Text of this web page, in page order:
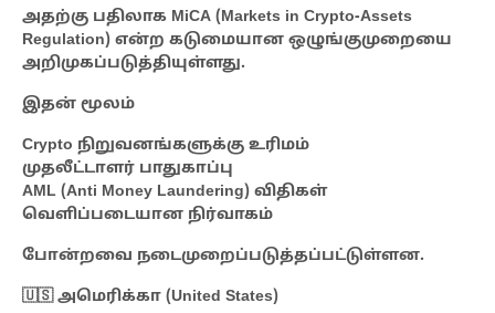
அதற்கு பதிலாக MiCA (Markets in Crypto-Assets
Regulation) என்ற கடுமையான ஒழுங்குமுறையை
அறிமுகப்படுத்தியுள்ளது.
இதன் மூலம்
Crypto நிறுவனங்களுக்கு உரிமம்
முதலீட்டாளர் பாதுகாப்பு
AML (Anti Money Laundering) விதிகள்
வெளிப்படையான நிர்வாகம்
போன்றவை நடைமுறைப்படுத்தப்பட்டுள்ளன.
🇺🇸 அமெரிக்கா (United States)